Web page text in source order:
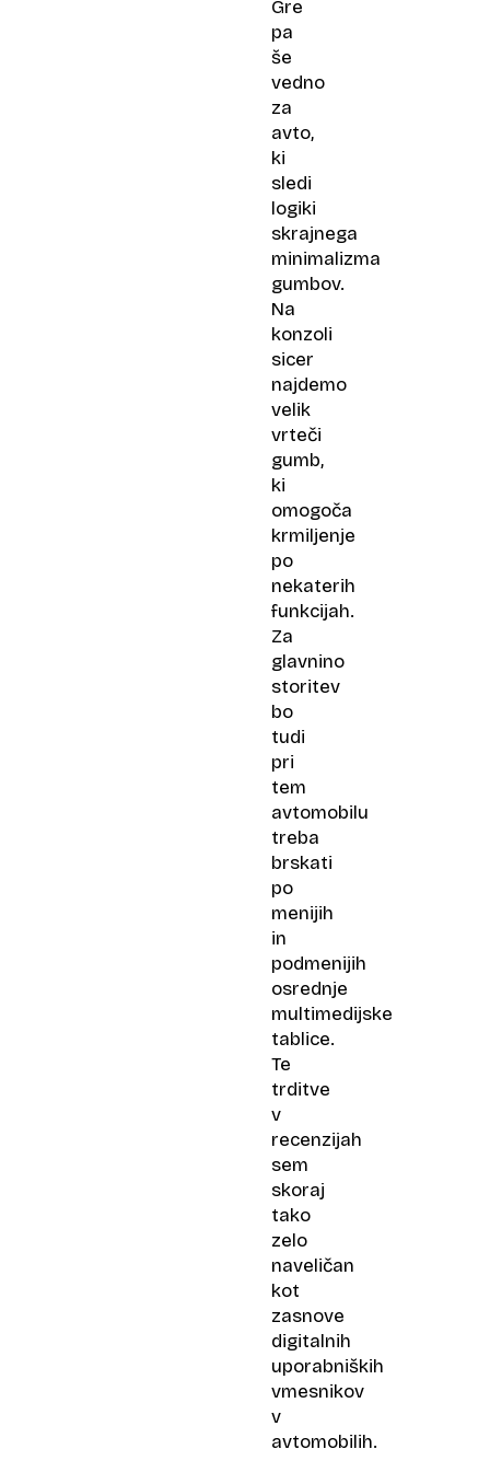
Gre
pa
še
vedno
za
avto,
ki
sledi
logiki
skrajnega
minimalizma
gumbov.
Na
konzoli
sicer
najdemo
velik
vrteči
gumb,
ki
omogoča
krmiljenje
po
nekaterih
funkcijah.
Za
glavnino
storitev
bo
tudi
pri
tem
avtomobilu
treba
brskati
po
menijih
in
podmenijih
osrednje
multimedijske
tablice.
Te
trditve
v
recenzijah
sem
skoraj
tako
zelo
naveličan
kot
zasnove
digitalnih
uporabniških
vmesnikov
v
avtomobilih.